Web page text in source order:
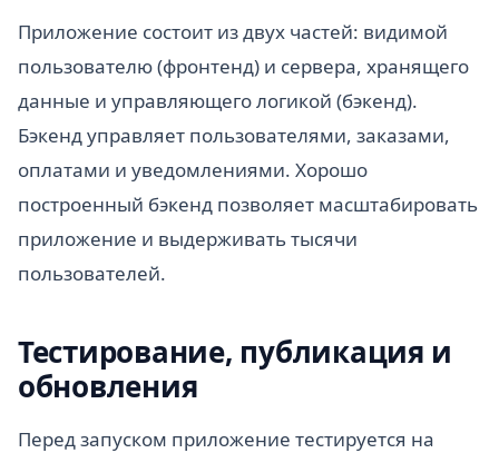
Приложение состоит из двух частей: видимой
пользователю (фронтенд) и сервера, хранящего
данные и управляющего логикой (бэкенд).
Бэкенд управляет пользователями, заказами,
оплатами и уведомлениями. Хорошо
построенный бэкенд позволяет масштабировать
приложение и выдерживать тысячи
пользователей.
Тестирование, публикация и
обновления
Перед запуском приложение тестируется на